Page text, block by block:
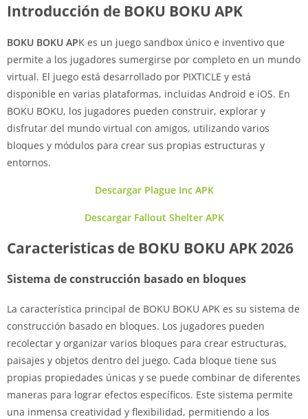
Introducción de BOKU BOKU APK
BOKU BOKU APK es un juego sandbox único e inventivo que
permite a los jugadores sumergirse por completo en un mundo
virtual. El juego está desarrollado por PIXTICLE y está
disponible en varias plataformas, incluidas Android e iOS. En
BOKU BOKU, los jugadores pueden construir, explorar y
disfrutar del mundo virtual con amigos, utilizando varios
bloques y módulos para crear sus propias estructuras y
entornos.
Descargar Plague Inc APK
Descargar Fallout Shelter APK
Caracteristicas de BOKU BOKU APK 2026
Sistema de construcción basado en bloques
La característica principal de BOKU BOKU APK es su sistema de
construcción basado en bloques. Los jugadores pueden
recolectar y organizar varios bloques para crear estructuras,
paisajes y objetos dentro del juego. Cada bloque tiene sus
propias propiedades únicas y se puede combinar de diferentes
maneras para lograr efectos específicos. Este sistema permite
una inmensa creatividad y flexibilidad, permitiendo a los